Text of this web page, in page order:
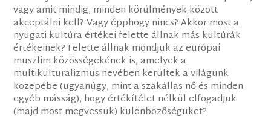
vagy amit mindig, minden körülmények között
akceptálni kell? Vagy épphogy nincs? Akkor most a
nyugati kultúra értékei felette állnak más kultúrák
értékeinek? Felette állnak mondjuk az európai
muszlim közösségekének is, amelyek a
multikulturalizmus nevében kerültek a világunk
közepébe (ugyanúgy, mint a szakállas nő és minden
egyéb másság), hogy értékítélet nélkül elfogadjuk
(majd most megvessük) különbözőségüket?